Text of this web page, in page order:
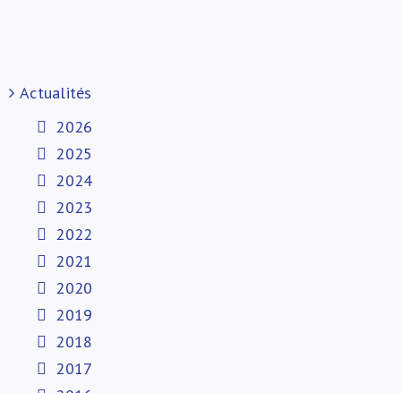
Actualités
2026
2025
2024
2023
2022
2021
2020
2019
2018
2017